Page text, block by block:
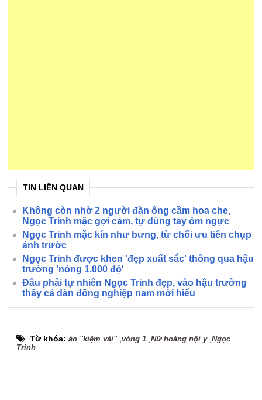
TIN LIÊN QUAN
Không còn nhờ 2 người đàn ông cầm hoa che,
Ngọc Trinh mặc gợi cảm, tự dùng tay ôm ngực
Ngọc Trinh mặc kín như bưng, từ chối ưu tiên chụp
ảnh trước
Ngọc Trinh được khen 'đẹp xuất sắc' thông qua hậu
trường 'nóng 1.000 độ'
Đâu phải tự nhiên Ngọc Trinh đẹp, vào hậu trường
thấy cả dàn đồng nghiệp nam mới hiểu
Từ khóa:áo "kiệm vải",vòng 1 ,Nữ hoàng nội y,Ngọc
Trinh